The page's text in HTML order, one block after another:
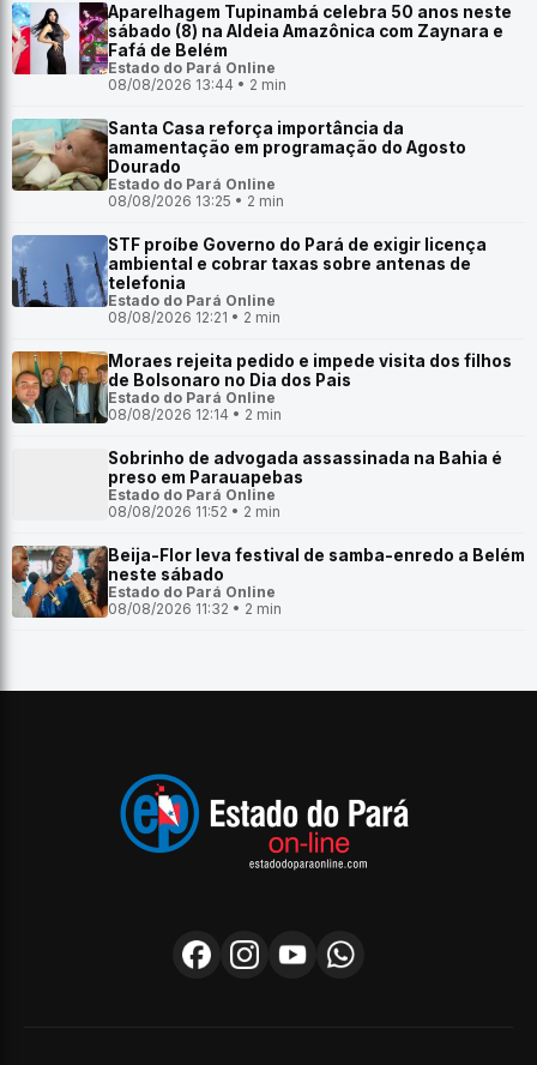
Aparelhagem Tupinambá celebra 50 anos neste
sábado (8) na Aldeia Amazônica com Zaynara e
Fafá de Belém
Estado do Pará Online
08/08/2026 13:44 • 2 min
Santa Casa reforça importância da
amamentação em programação do Agosto
Dourado
Estado do Pará Online
08/08/2026 13:25 • 2 min
STF proíbe Governo do Pará de exigir licença
ambiental e cobrar taxas sobre antenas de
telefonia
Estado do Pará Online
08/08/2026 12:21 • 2 min
Moraes rejeita pedido e impede visita dos filhos
de Bolsonaro no Dia dos Pais
Estado do Pará Online
08/08/2026 12:14 • 2 min
Sobrinho de advogada assassinada na Bahia é
preso em Parauapebas
Estado do Pará Online
08/08/2026 11:52 • 2 min
Beija-Flor leva festival de samba-enredo a Belém
neste sábado
Estado do Pará Online
08/08/2026 11:32 • 2 min